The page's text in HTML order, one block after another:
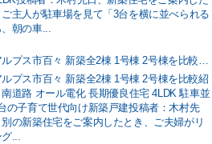
ご主人が駐車場を見て「3台を横に並べられる
朝の車...
南アルプス市百々 新築全2棟 1号棟 2号棟を比較紹介｜南道路 オール電化 長期優良住宅 4LDK 駐車並列3台の子育て世代向け新築戸建
プス市百々 新築全2棟 1号棟 2号棟を比較紹
道路 オール電化 長期優良住宅 4LDK 駐車並
の子育て世代向け新築戸建投稿者：木村先
別の新築住宅をご案内したとき、ご夫婦がリ
グ...